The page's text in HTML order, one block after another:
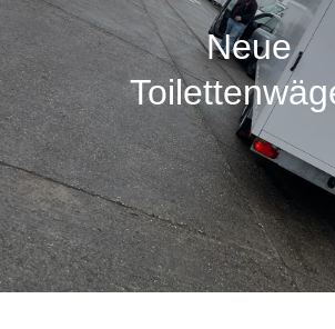
Neue